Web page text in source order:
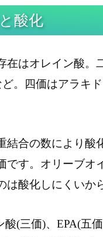
酸化
在はオレイン酸。
。四価はアラキ
結合の数により酸
です。オリーブオ
酸化しにくいか
(三価)、EPA(五